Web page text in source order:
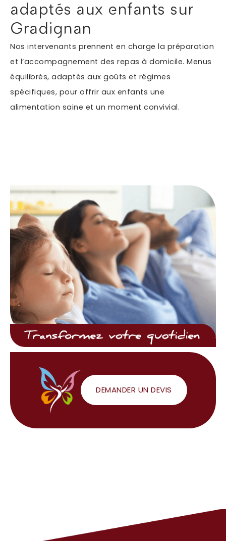
adaptés aux enfants sur
Gradignan
Nos intervenants prennent en charge la préparation
et l’accompagnement des repas à domicile. Menus
équilibrés, adaptés aux goûts et régimes
spécifiques, pour offrir aux enfants une
alimentation saine et un moment convivial.
DEMANDER UN DEVIS
En soumettant ce formulaire, j'accepte que les
informations saisies soient exploitées dans le cadre
de ma demande.*